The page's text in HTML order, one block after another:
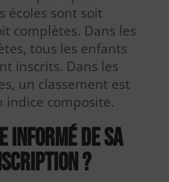
écoles sont soit
complètes. Dans les
tous les enfants
inscrits. Dans les
un classement est
indice composite.
informé de sa
?